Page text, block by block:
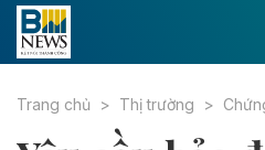
Trang chủ Thị trường